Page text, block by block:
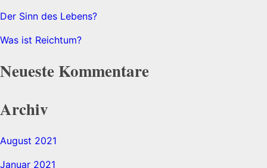
Der Sinn des Lebens?
Was ist Reichtum?
Neueste Kommentare
Archiv
August 2021
Januar 2021